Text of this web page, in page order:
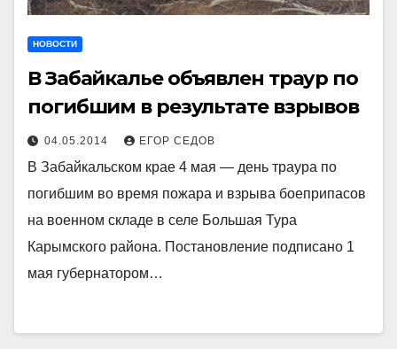
НОВОСТИ
В Забайкалье объявлен траур по
погибшим в результате взрывов
04.05.2014 ЕГОР СЕДОВ
В Забайкальском крае 4 мая — день траура по
погибшим во время пожара и взрыва боеприпасов
на военном складе в селе Большая Тура
Карымского района. Постановление подписано 1
мая губернатором…